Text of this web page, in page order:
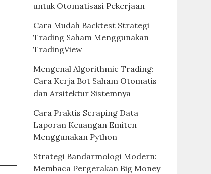
untuk Otomatisasi Pekerjaan
Cara Mudah Backtest Strategi
Trading Saham Menggunakan
TradingView
Mengenal Algorithmic Trading:
Cara Kerja Bot Saham Otomatis
dan Arsitektur Sistemnya
Cara Praktis Scraping Data
Laporan Keuangan Emiten
Menggunakan Python
Strategi Bandarmologi Modern:
Membaca Pergerakan Big Money